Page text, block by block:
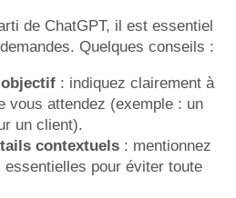
de ChatGPT, il est essentiel
Quelques conseils :
: indiquez clairement à
vous attendez (exemple : un
un client).
contextuels : mentionnez
essentielles pour éviter toute